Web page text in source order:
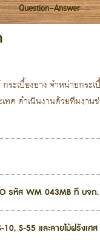
Question-Answer
กระเบื้องยาง จำหน่ายกร
ทศ ดำเนินงานด้วยทีมงา
รหัส WM 043MB ที่ บ
S-55 และลายไม้ฝรั่งเ